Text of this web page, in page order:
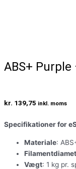
ABS+
kr. 139,75 inkl. moms
Specifikationer for
Materiale:
Vægt: 1 kg pr.